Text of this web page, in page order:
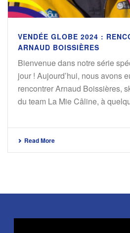
VENDÉE GLOBE 2024 :
ARNAUD BOISSIÈRES
Bienvenue dans notre série
jour ! Aujourd’hui, nous avons
rencontrer Arnaud Boissières,
du team La Mie Câline, à
Read More